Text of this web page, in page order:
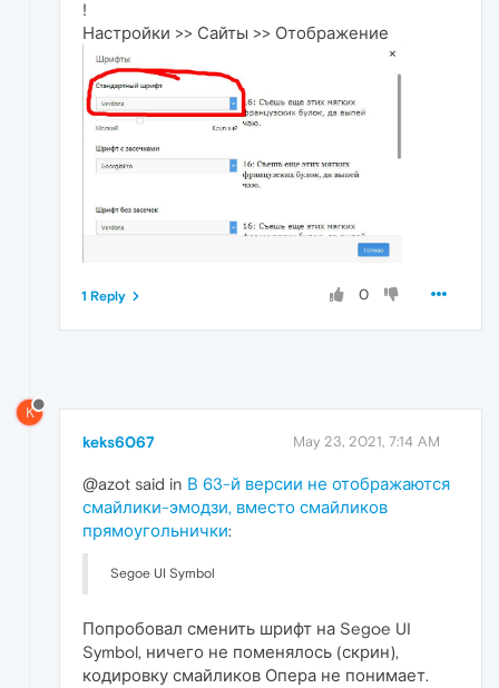
!
Настройки >> Сайты >> Отображение
0
1 Reply
K
keks6067 May 23, 2021, 7:14 AM
@azot said in В 63-й версии не отображаются
смайлики-эмодзи, вместо смайликов
прямоугольнички:
Segoe UI Symbol
Попробовал сменить шрифт на Segoe UI
Symbol, ничего не поменялось (скрин),
кодировку смайликов Опера не понимает.